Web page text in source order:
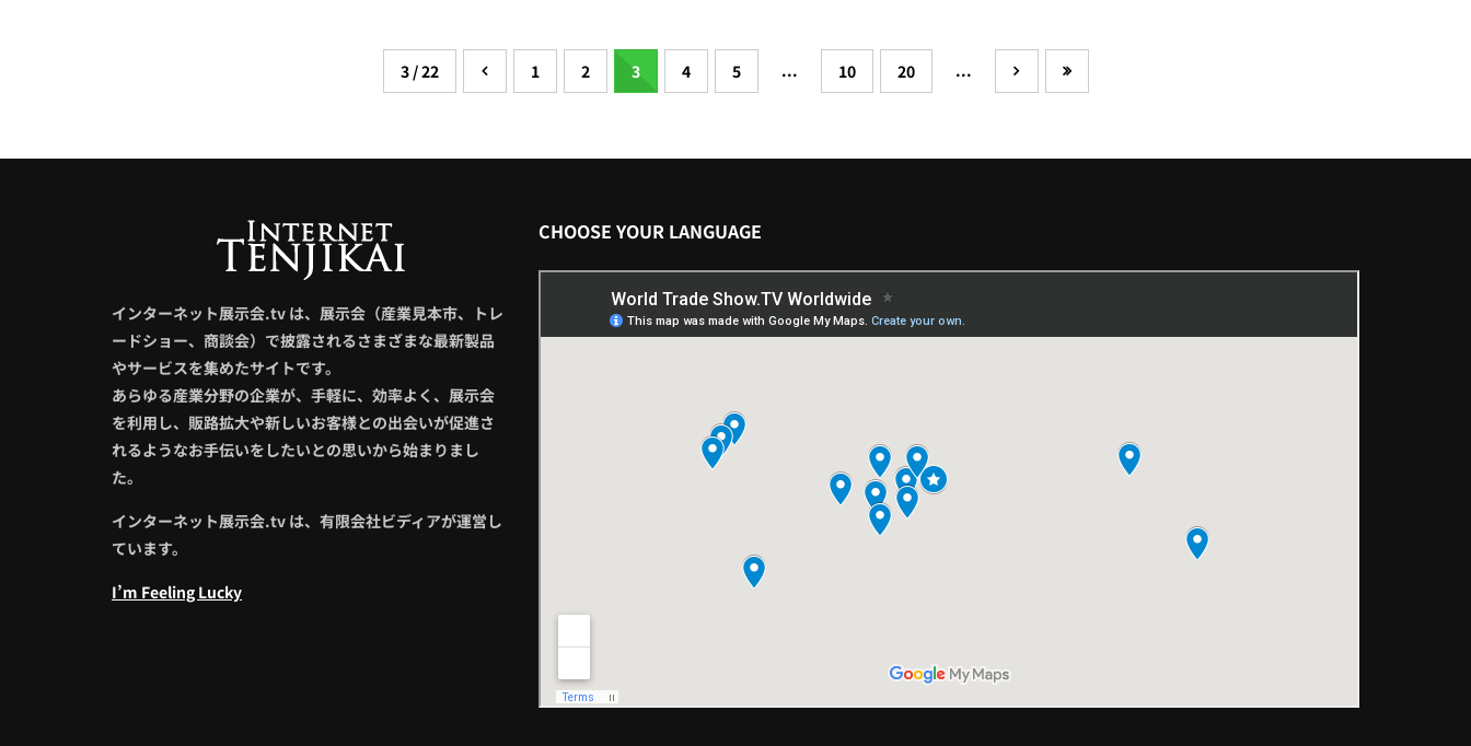
3 / 22 1 2 3 4 5 ... 10 20 ...
インターネット展示会.tv は、展示会（産業見本市、トレ
ードショー、商談会）で披露されるさまざまな最新製品
やサービスを集めたサイトです。
あらゆる産業分野の企業が、手軽に、効率よく、展示会
を利用し、販路拡大や新しいお客様との出会いが促進さ
れるようなお手伝いをしたいとの思いから始まりまし
た。
インターネット展示会.tv は、有限会社ビディアが運営し
ています。
I’m Feeling Lucky
CHOOSE YOUR LANGUAGE